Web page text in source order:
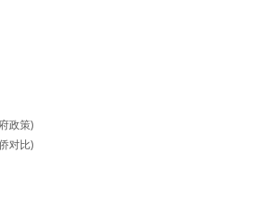
政策)
对比)